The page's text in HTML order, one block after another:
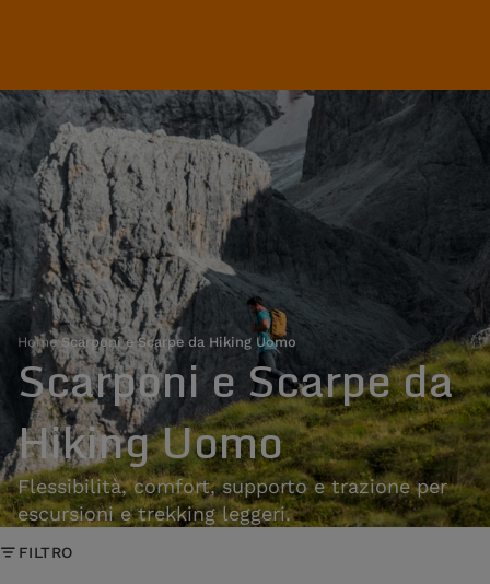
Home›Scarponi e Scarpe da Hiking Uomo
Scarponi e Scarpe da
Hiking Uomo
Flessibilità, comfort, supporto e trazione per
escursioni e trekking leggeri.
FILTRO